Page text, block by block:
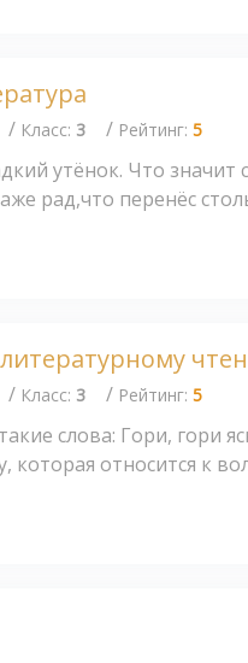
/ Класс: 3 / Рейтинг: 5
утёнок. Что
рад,что перенёс
/ Класс: 3 / Рейтинг: 5
слова: Гори, гори
которая относится к